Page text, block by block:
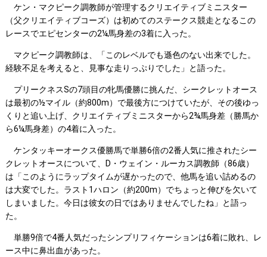
ケン・マクピーク調教師が管理するクリエイティブミニスター
（父クリエイティブコーズ）は初めてのステークス競走となるこの
レースでエピセンターの2¼馬身差の3着に入った。
マクピーク調教師は、「このレベルでも遜色のない出来でした。
経験不足を考えると、見事な走りっぷりでした」と語った。
プリークネスSの7頭目の牝馬優勝に挑んだ、シークレットオース
は最初の½マイル（約800m）で最後方につけていたが、その後ゆっ
くりと追い上げ、クリエイティブミニスターから2¾馬身差（勝馬か
ら6¼馬身差）の4着に入った。
ケンタッキーオークス優勝馬で単勝6倍の2番人気に推されたシー
クレットオースについて、D・ウェイン・ルーカス調教師（86歳）
は「このようにラップタイムが遅かったので、他馬を追い詰めるの
は大変でした。ラスト1ハロン（約200m）でちょっと伸びを欠いて
しまいました。今日は彼女の日ではありませんでしたね」と語っ
た。
単勝9倍で4番人気だったシンプリフィケーションは6着に敗れ、レ
ース中に鼻出血があった。